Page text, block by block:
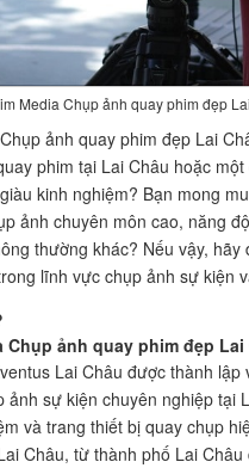
Media Chụp ảnh quay phim đẹp
ảnh quay phim đẹp Lai
phim tại Lai Châu hoặc
kinh nghiệm? Bạn mong
ảnh chuyên môn cao, năng
thường khác? Nếu vậy,
lĩnh vực chụp ảnh sự kiện
Chụp ảnh quay phim đẹp
Lai Châu được thành
ảnh sự kiện chuyên nghiệp tại
và trang thiết bị quay chụp
Châu, từ thành phố Lai